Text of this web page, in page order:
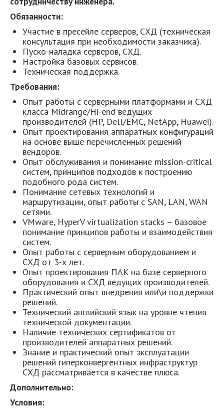
Обязанности:
Участие в пресейле серверов, СХД (техническая
консультация при необходимости заказчика).
Пуско-наладка серверов, СХД.
Настройка базовых сервисов.
Техническая поддержка.
Требования:
Опыт работы с серверными платформами и СХД
класса Midrange/Hi-end ведущих
производителей (HP, Dell/EMC, NetApp, Huawei).
Опыт проектирования аппаратных конфигураций
на основе выше перечисленных решений
вендоров.
Опыт обслуживания и понимание mission-critical
систем, принципов подходов к построению
подобного рода систем.
Понимание сетевых технологий и
маршрутизации, опыт работы с SAN, LAN, WAN
сетями.
VMware, HyperV virtualization stacks – базовое
понимание принципов работы и взаимодействия
систем.
Опыт работы с серверным оборудованием и
СХД от 3-х лет.
Опыт проектирования ПАК на базе серверного
оборудования и СХД ведущих производителей.
Практический опыт внедрения или\и поддержки
решений.
Технический английский язык на уровне чтения
технической документации.
Наличие технических сертификатов от
производителей аппаратных решений.
Знание и практический опыт эксплуатации
решений гиперконвергентных инфраструктур
СХД рассматривается в качестве плюса.
Дополнительно:
Условия: